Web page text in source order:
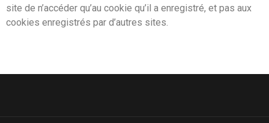
site de n’accéder qu’au cookie qu’il a enregistré, et pas aux
cookies enregistrés par d’autres sites.